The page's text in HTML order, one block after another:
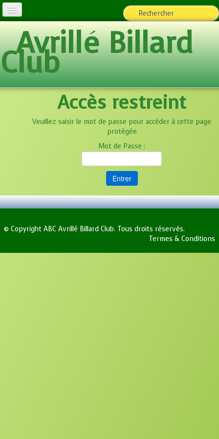
L'Association
Billard loisirs
Espace adhérents
Photos▼
Avrillé Billard
Club
Accès restreint
Veuillez saisir le mot de passe pour accéder à cette page
protégée
Mot de Passe :
© Copyright ABC Avrillé Billard Club. Tous droits réservés.
Termes & Conditions